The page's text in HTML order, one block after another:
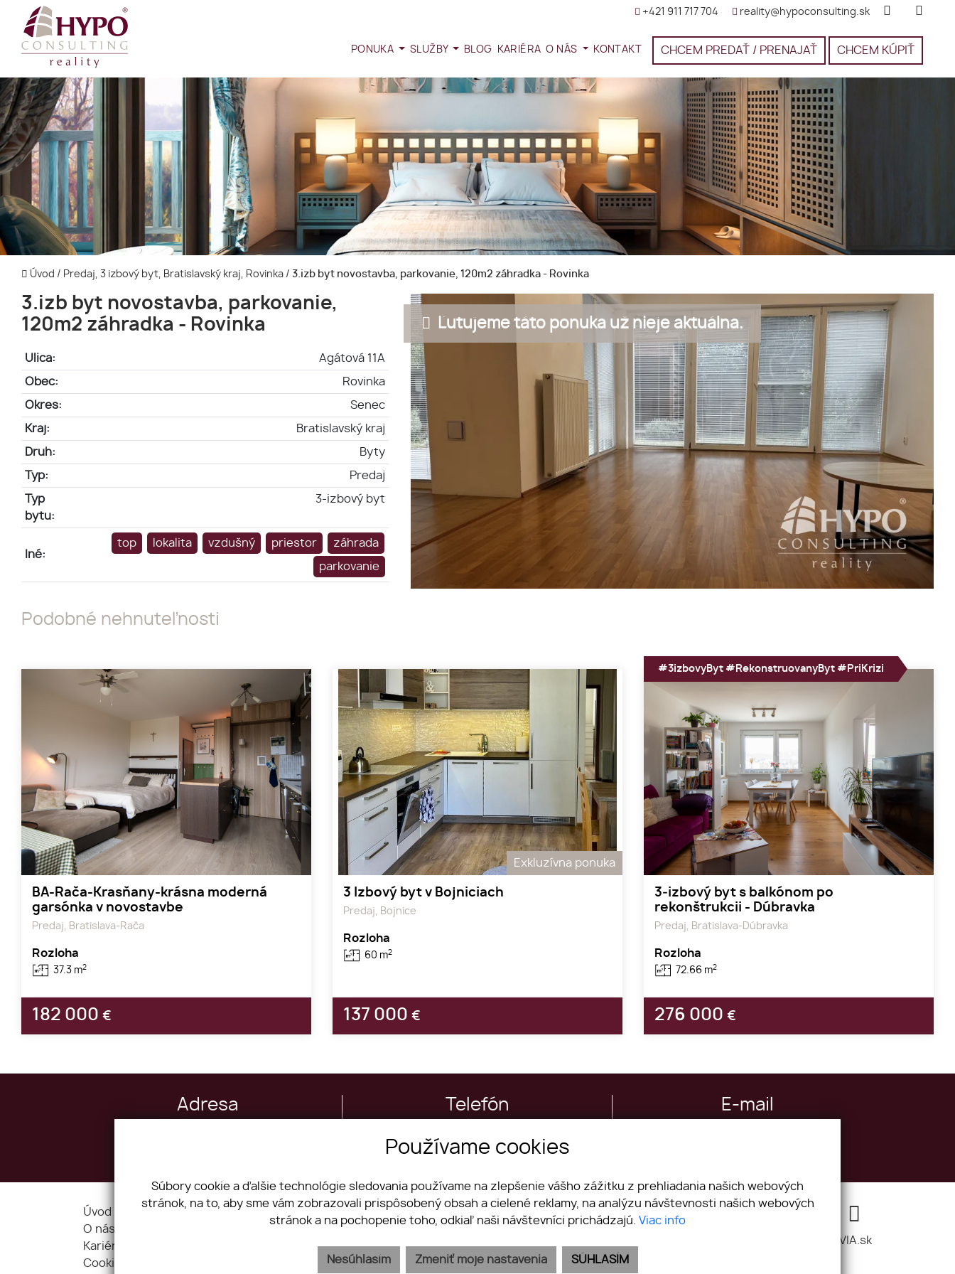
+421 911 717 704 reality@hypoconsulting.sk
CHCEM PREDAŤ / PRENAJAŤ CHCEM KÚPIŤ
PONUKA SLUŽBY BLOG KARIÉRA O NÁS KONTAKT
Úvod / Predaj, 3 izbový byt, Bratislavský kraj, Rovinka / 3.izb byt novostavba, parkovanie, 120m2 záhradka - Rovinka
3.izb byt novostavba, parkovanie,
120m2 záhradka - Rovinka
Ulica: Agátová 11A
Obec: Rovinka
Okres: Senec
Kraj: Bratislavský kraj
Druh: Byty
Typ: Predaj
Typ
bytu:
3-izbový byt
Iné:
top lokalita vzdušný priestor záhrada
parkovanie
Ľutujeme táto ponuka už nieje aktuálna.
Podobné nehnuteľnosti
BA-Rača-Krasňany-krásna moderná
garsónka v novostavbe
Predaj, Bratislava-Rača
Rozloha
37.3 m2
182 000 €
Exkluzívna ponuka
3 Izbový byt v Bojniciach
Predaj, Bojnice
Rozloha
60 m2
137 000 €
3‑izbový byt s balkónom po
rekonštrukcii - Dúbravka
Predaj, Bratislava-Dúbravka
Rozloha
72.66 m2
276 000 €
#3izbovyByt #RekonstruovanyByt #PriKrizi
Adresa Telefón E-mail
Úvod
O nás
Kariéra
Cookies
Blog
Nehnuteľnosti
Byty
Domy
Pozemky
Chcem prenajať
REALVIA.sk
Používame cookies
Súbory cookie a ďalšie technológie sledovania používame na zlepšenie vášho zážitku z prehliadania našich webových
stránok, na to, aby sme vám zobrazovali prispôsobený obsah a cielené reklamy, na analýzu návštevnosti našich webových
stránok a na pochopenie toho, odkiaľ naši návštevníci prichádzajú. Viac info
SÚHLASÍM
Nesúhlasím Zmeniť moje nastavenia